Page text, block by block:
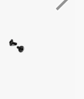
12spd
Headset